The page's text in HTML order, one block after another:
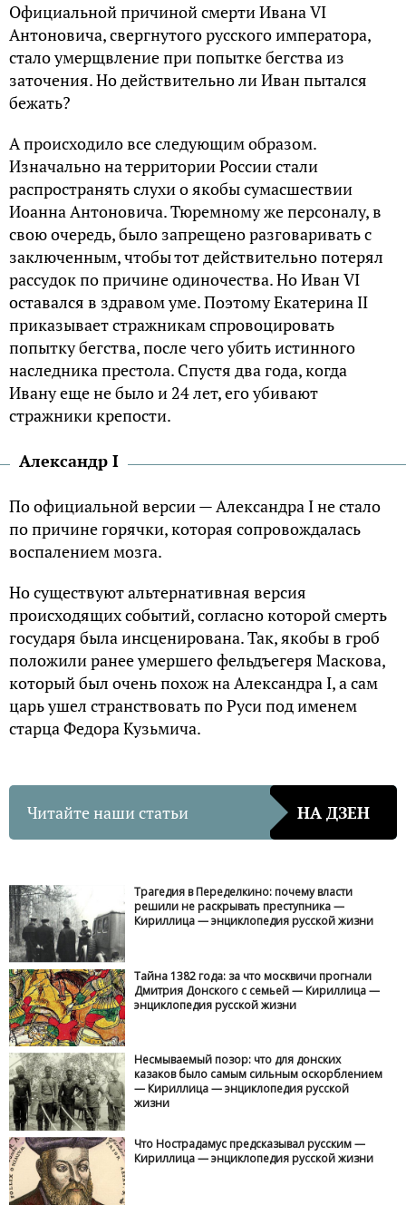
Официальной причиной смерти Ивана VI
Антоновича, свергнутого русского императора,
стало умерщвление при попытке бегства из
заточения. Но действительно ли Иван пытался
бежать?
А происходило все следующим образом.
Изначально на территории России стали
распространять слухи о якобы сумасшествии
Иоанна Антоновича. Тюремному же персоналу, в
свою очередь, было запрещено разговаривать с
заключенным, чтобы тот действительно потерял
рассудок по причине одиночества. Но Иван VI
оставался в здравом уме. Поэтому Екатерина II
приказывает стражникам спровоцировать
попытку бегства, после чего убить истинного
наследника престола. Спустя два года, когда
Ивану еще не было и 24 лет, его убивают
стражники крепости.
Александр I
По официальной версии — Александра I не стало
по причине горячки, которая сопровождалась
воспалением мозга.
Но существуют альтернативная версия
происходящих событий, согласно которой смерть
государя была инсценирована. Так, якобы в гроб
положили ранее умершего фельдъегеря Маскова,
который был очень похож на Александра I, а сам
царь ушел странствовать по Руси под именем
старца Федора Кузьмича.
Читайте наши статьи НА ДЗЕН
Трагедия в Переделкино: почему власти
решили не раскрывать преступника —
Кириллица — энциклопедия русской жизни
Тайна 1382 года: за что москвичи прогнали
Дмитрия Донского с семьей — Кириллица —
энциклопедия русской жизни
Несмываемый позор: что для донских
казаков было самым сильным оскорблением
— Кириллица — энциклопедия русской
жизни
Что Нострадамус предсказывал русским —
Кириллица — энциклопедия русской жизни